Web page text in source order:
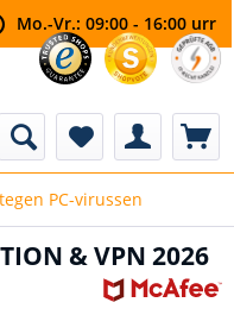
Mo.-Vr.: 09:00 - 16:00 urr
PC-virussen
& VPN 2026